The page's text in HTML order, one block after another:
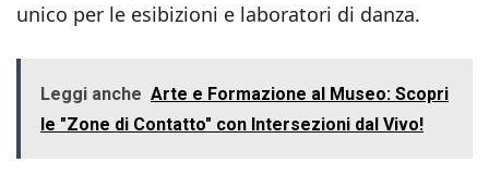
unico per le esibizioni e laboratori di danza.
Leggi anche Arte e Formazione al Museo: Scopri
le "Zone di Contatto" con Intersezioni dal Vivo!